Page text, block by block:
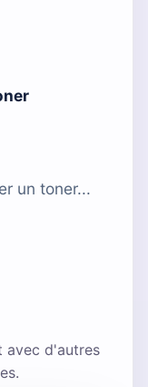
un toner...
avec d'autres